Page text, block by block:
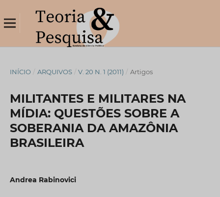
INÍCIO / ARQUIVOS / V. 20 N. 1 (2011) / Artigos
MILITANTES E MILITARES NA
MÍDIA: QUESTÕES SOBRE A
SOBERANIA DA AMAZÔNIA
BRASILEIRA
Andrea Rabinovici